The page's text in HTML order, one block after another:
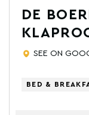
DE
SEE ON
BED &